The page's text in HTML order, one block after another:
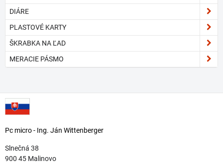
DIÁRE
PLASTOVÉ KARTY
ŠKRABKA NA ĽAD
MERACIE PÁSMO
Pc micro - Ing. Ján Wittenberger
Slnečná 38
900 45 Malinovo